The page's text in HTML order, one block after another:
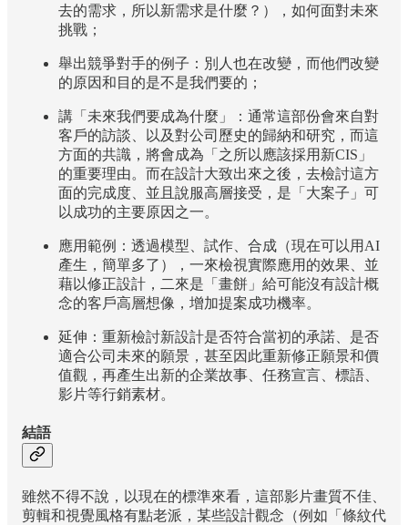
去的需求，所以新需求是什麼？），如何面對未來
挑戰；
舉出競爭對手的例子：別人也在改變，而他們改變
的原因和目的是不是我們要的；
講「未來我們要成為什麼」：通常這部份會來自對
客戶的訪談、以及對公司歷史的歸納和研究，而這
方面的共識，將會成為「之所以應該採用新CIS」
的重要理由。而在設計大致出來之後，去檢討這方
面的完成度、並且說服高層接受，是「大案子」可
以成功的主要原因之一。
應用範例：透過模型、試作、合成（現在可以用AI
產生，簡單多了），一來檢視實際應用的效果、並
藉以修正設計，二來是「畫餅」給可能沒有設計概
念的客戶高層想像，增加提案成功機率。
延伸：重新檢討新設計是否符合當初的承諾、是否
適合公司未來的願景，甚至因此重新修正願景和價
值觀，再產生出新的企業故事、任務宣言、標語、
影片等行銷素材。
結語
雖然不得不說，以現在的標準來看，這部影片畫質不佳、
剪輯和視覺風格有點老派，某些設計觀念（例如「條紋代